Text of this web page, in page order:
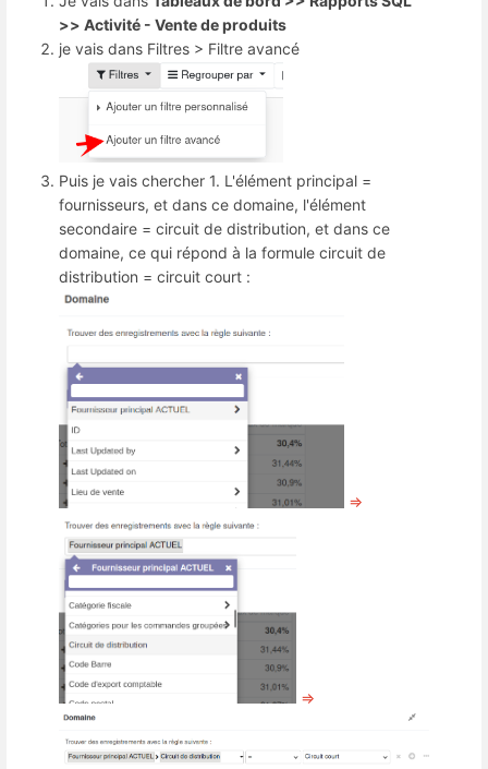
>> Activité - Vente de produits
je vais dans Filtres > Filtre avancé
Puis je vais chercher 1. L'élément principal =
fournisseurs, et dans ce domaine, l'élément
secondaire = circuit de distribution, et dans ce
domaine, ce qui répond à la formule circuit de
distribution = circuit court :
=>
=>